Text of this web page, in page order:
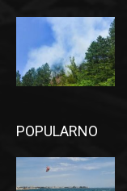
POPULARNO